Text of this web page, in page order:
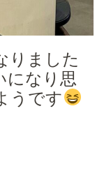
りました
になり思
うです